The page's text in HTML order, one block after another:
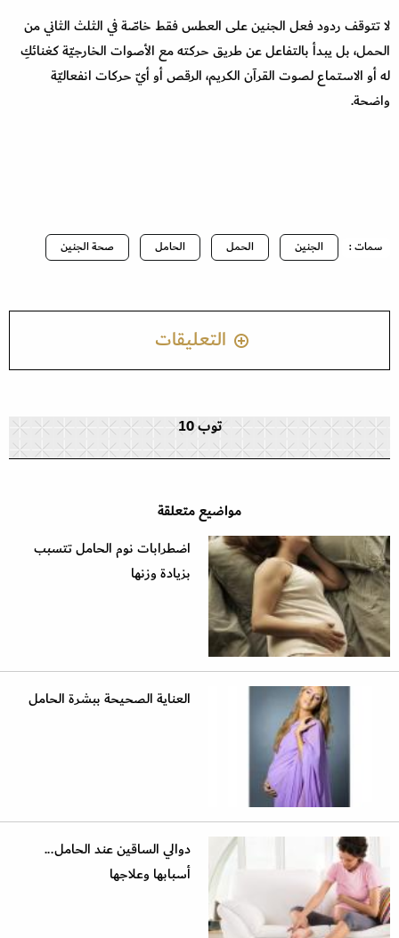
لا تتوقف ردود فعل الجنين على العطس فقط خاصّة في الثلث الثاني من
الحمل، بل يبدأ بالتفاعل عن طريق حركته مع الأصوات الخارجيّة كغنائكِ
له أو الاستماع لصوت القرآن الكريم، الرقص أو أيّ حركات انفعاليّة
واضحة.
سمات : الجنين الحمل الحامل صحة الجنين
التعليقات
توب 10
مواضيع متعلقة
اضطرابات نوم الحامل تتسبب
بزيادة وزنها
العناية الصحيحة ببشرة الحامل
دوالي الساقين عند الحامل...
أسبابها وعلاجها